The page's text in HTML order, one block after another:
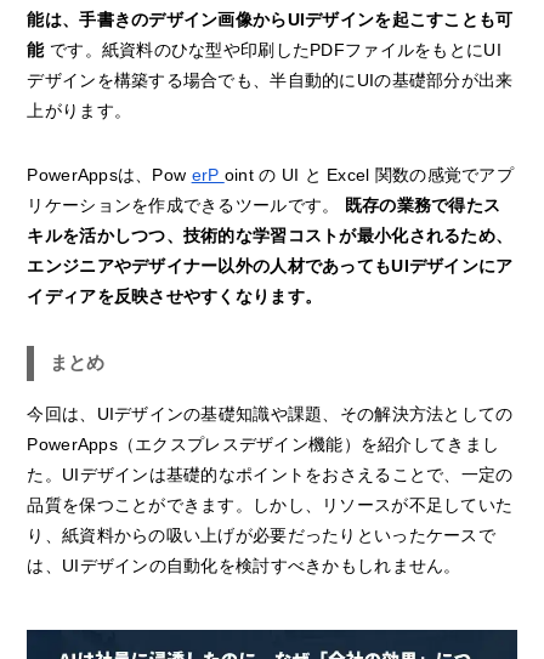
能は、手書きのデザイン画像からUIデザインを起こすことも可
能 です。紙資料のひな型や印刷したPDFファイルをもとにUI
デザインを構築する場合でも、半自動的にUIの基礎部分が出来
上がります。
PowerAppsは、Pow erP oint の UI と Excel 関数の感覚でアプ
リケーションを作成できるツールです。
既存の業務で得たス
キルを活かしつつ、技術的な学習コストが最小化されるため、
エンジニアやデザイナー以外の人材であってもUIデザインにア
イディアを反映させやすくなります。
まとめ
今回は、UIデザインの基礎知識や課題、その解決方法としての
PowerApps（エクスプレスデザイン機能）を紹介してきまし
た。UIデザインは基礎的なポイントをおさえることで、一定の
品質を保つことができます。しかし、リソースが不足していた
り、紙資料からの吸い上げが必要だったりといったケースで
は、UIデザインの自動化を検討すべきかもしれません。